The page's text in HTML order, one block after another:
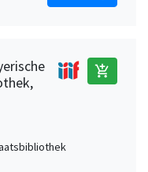
add_shopping_cart